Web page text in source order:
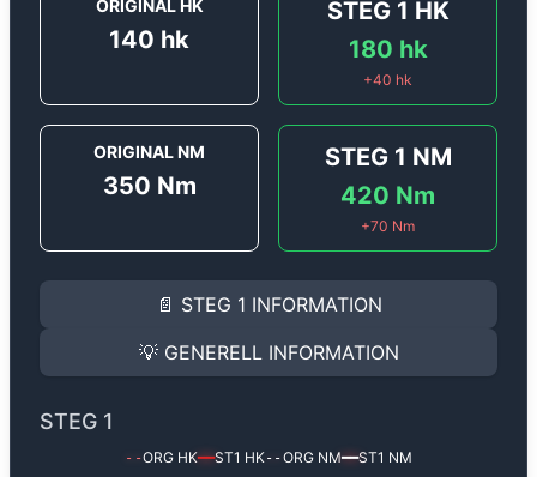
ORIGINAL HK
140 hk
STEG 1 HK
180 hk
+40 hk
ORIGINAL NM
350 Nm
STEG 1 NM
420 Nm
+70 Nm
📄 STEG 1 INFORMATION
INFORMATION
Steg 1
Alfa Romeo Giulietta 2.0
Effekten ökar från140 hktill180 hkoch
(+40 hk & +70 Nm).
Ger mer effekt, högre vridmoment, lägre
Steg 1 mjukvara justerar vi ett antal
💡 GENERELL INFORMATION
✅ All mjukvara är skräddarsydd för din bil
✅ Felsökning inann samt efter optimering
STEG 1
--ORG HK━━ST1 HK--ORG NM━━ST1 NM